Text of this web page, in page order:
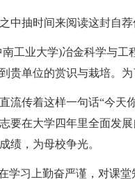
中抽时间来阅读这封自荐
工业大学)冶金科学与
贵单位的赏识与栽培。
流传着这样一句话“今天
要在大学四年里全面发
绩，为母校争光。
学习上勤奋严谨，对课